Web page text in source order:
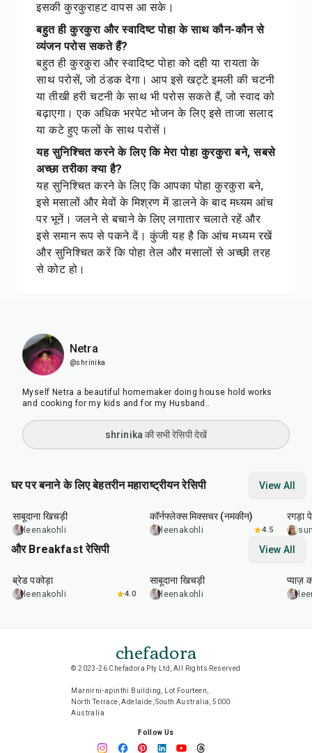
इसकी कुरकुराहट वापस आ सके।
बहुत ही कुरकुरा और स्वादिष्ट पोहा के साथ कौन-कौन से
व्यंजन परोस सकते हैं?
बहुत ही कुरकुरा और स्वादिष्ट पोहा को दही या रायता के
साथ परोसें, जो ठंडक देगा। आप इसे खट्टे इमली की चटनी
या तीखी हरी चटनी के साथ भी परोस सकते हैं, जो स्वाद को
बढ़ाएगा। एक अधिक भरपेट भोजन के लिए इसे ताजा सलाद
या कटे हुए फलों के साथ परोसें।
यह सुनिश्चित करने के लिए कि मेरा पोहा कुरकुरा बने, सबसे
अच्छा तरीका क्या है?
यह सुनिश्चित करने के लिए कि आपका पोहा कुरकुरा बने,
इसे मसालों और मेवों के मिश्रण में डालने के बाद मध्यम आंच
पर भूनें। जलने से बचाने के लिए लगातार चलाते रहें और
इसे समान रूप से पकने दें। कुंजी यह है कि आंच मध्यम रखें
और सुनिश्चित करें कि पोहा तेल और मसालों से अच्छी तरह
से कोट हो।
Netra
@shrinika
Myself Netra a beautiful homemaker doing house hold works
and cooking for my kids and for my Husband..
shrinika की सभी रेसिपी देखें
घर पर बनाने के लिए बेहतरीन महाराष्ट्रीयन रेसिपी View All
20
साबूदाना खिचड़ी
leenakohli
30
कॉर्नफ्लेक्स मिक्सचर (नमकीन)
leenakohli 4.5
रगड़ा
और Breakfast रेसिपी View All
15
ब्रेड पकोड़ा
leenakohli 4.0
साबूदाना खिचड़ी
leenakohli
प्याज़
chefadora
© 2023-26 Chefadora Pty Ltd, All Rights Reserved
Marnirni-apinthi Building, Lot Fourteen,
North Terrace, Adelaide, South Australia, 5000
Australia
Follow Us